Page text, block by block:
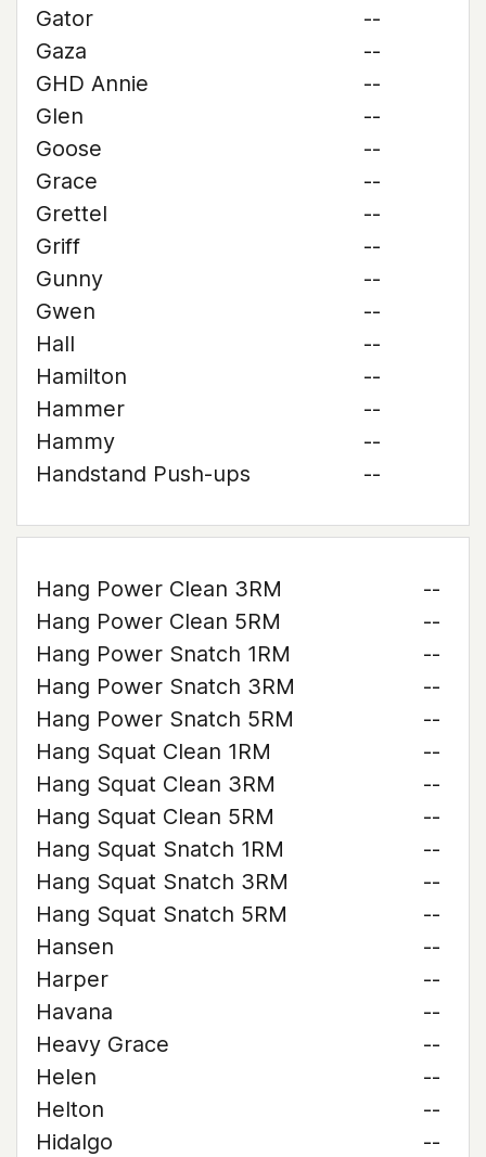
Gator
--
Gaza
--
GHD Annie
--
Glen
--
Goose
--
Grace
--
Grettel
--
Griff
--
Gunny
--
Gwen
--
Hall
--
Hamilton
--
Hammer
--
Hammy
--
Handstand Push-ups
--
Hang Power Clean 3RM
--
Hang Power Clean 5RM
--
Hang Power Snatch 1RM
--
Hang Power Snatch 3RM
--
Hang Power Snatch 5RM
--
Hang Squat Clean 1RM
--
Hang Squat Clean 3RM
--
Hang Squat Clean 5RM
--
Hang Squat Snatch 1RM
--
Hang Squat Snatch 3RM
--
Hang Squat Snatch 5RM
--
Hansen
--
Harper
--
Havana
--
Heavy Grace
--
Helen
--
Helton
--
Hidalgo
--